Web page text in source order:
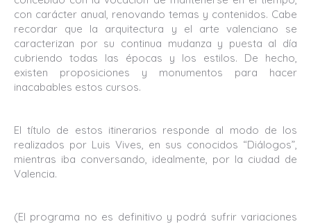
con carácter anual, renovando temas y contenidos. Cabe
recordar que la arquitectura y el arte valenciano se
caracterizan por su continua mudanza y puesta al día
cubriendo todas las épocas y los estilos. De hecho,
existen proposiciones y monumentos para hacer
inacabables estos cursos.
El título de estos itinerarios responde al modo de los
realizados por Luis Vives, en sus conocidos “Diálogos”,
mientras iba conversando, idealmente, por la ciudad de
Valencia.
(El programa no es definitivo y podrá sufrir variaciones